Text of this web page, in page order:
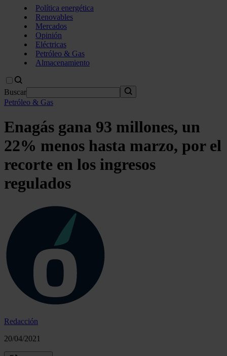
Política energética
Renovables
Mercados
Opinión
Eléctricas
Petróleo & Gas
Almacenamiento
Buscar
Petróleo & Gas
Enagás gana 93 millones, un
22% menos hasta marzo, por el
recorte en los ingresos
regulados
Redacción
20/04/2021